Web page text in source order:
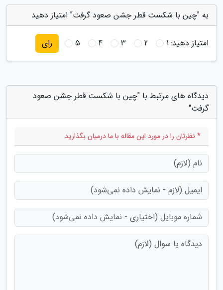
به "چین با شکست قطر جشن صعود گرفت" امتیاز دهید
امتیاز دهید:1
2
3
4
5 رای
دیدگاه های مرتبط با "چین با شکست قطر جشن صعود
گرفت"
* نظرتان را در مورد این مقاله با ما درمیان بگذارید